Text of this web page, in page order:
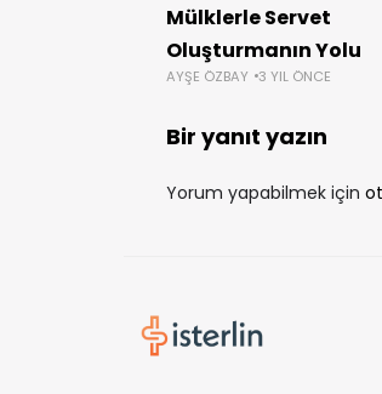
Mülklerle Servet
Oluşturmanın Yolu
AYŞE ÖZBAY 3 YIL ÖNCE
Bir yanıt yazın
Yorum yapabilmek için